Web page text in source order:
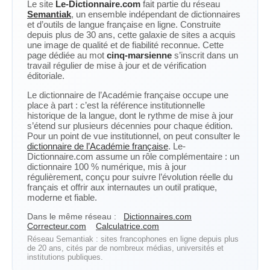
Le site Le-Dictionnaire.com fait partie du réseau
Semantiak, un ensemble indépendant de dictionnaires
et d’outils de langue française en ligne. Construite
depuis plus de 30 ans, cette galaxie de sites a acquis
une image de qualité et de fiabilité reconnue. Cette
page dédiée au mot cinq-marsienne s’inscrit dans un
travail régulier de mise à jour et de vérification
éditoriale.
Le dictionnaire de l’Académie française occupe une
place à part : c’est la référence institutionnelle
historique de la langue, dont le rythme de mise à jour
s’étend sur plusieurs décennies pour chaque édition.
Pour un point de vue institutionnel, on peut consulter le
dictionnaire de l’Académie française. Le-
Dictionnaire.com assume un rôle complémentaire : un
dictionnaire 100 % numérique, mis à jour
régulièrement, conçu pour suivre l’évolution réelle du
français et offrir aux internautes un outil pratique,
moderne et fiable.
Dans le même réseau :
Dictionnaires.com
Correcteur.com
Calculatrice.com
Réseau Semantiak : sites francophones en ligne depuis plus
de 20 ans, cités par de nombreux médias, universités et
institutions publiques.